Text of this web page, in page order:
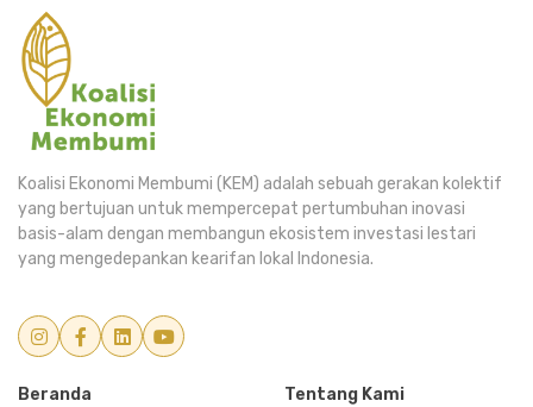
Koalisi Ekonomi Membumi (KEM) adalah sebuah gerakan kolektif
yang bertujuan untuk mempercepat pertumbuhan inovasi
basis-alam dengan membangun ekosistem investasi lestari
yang mengedepankan kearifan lokal Indonesia.
Beranda Tentang Kami